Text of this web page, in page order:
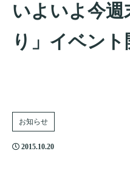
いよいよ今週
り」イベント
お知らせ
2015.10.20